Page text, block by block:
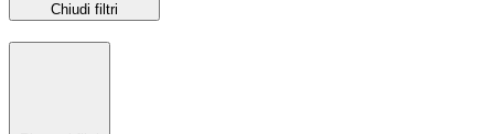
Chiudi filtri